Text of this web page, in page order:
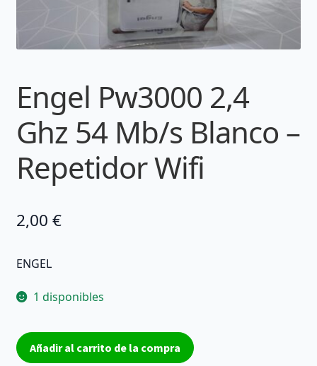
Engel Pw3000 2,4
Ghz 54 Mb/s Blanco –
Repetidor Wifi
2,00 €
ENGEL
1 disponibles
Engel
Pw3000
Añadir al carrito de la compra